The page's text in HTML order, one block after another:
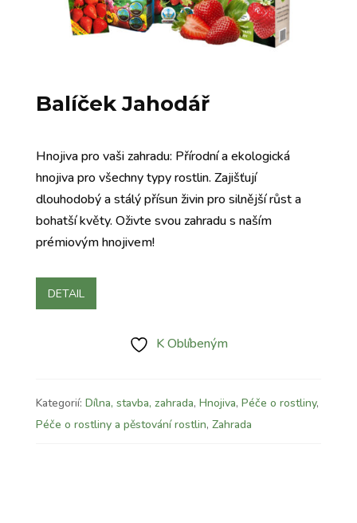
Balíček Jahodář
Hnojiva pro vaši zahradu: Přírodní a ekologická
hnojiva pro všechny typy rostlin. Zajišťují
dlouhodobý a stálý přísun živin pro silnější růst a
bohatší květy. Oživte svou zahradu s naším
prémiovým hnojivem!
DETAIL
K Oblíbeným
Kategorií: Dílna, stavba, zahrada, Hnojiva, Péče o rostliny,
Péče o rostliny a pěstování rostlin, Zahrada